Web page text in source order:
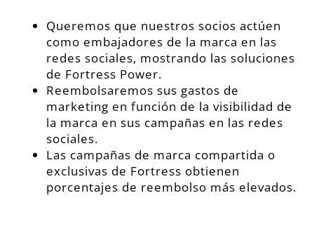
Queremos que nuestros socios actúen
como embajadores de la marca en las
redes sociales, mostrando las soluciones
de Fortress Power.
Reembolsaremos sus gastos de
marketing en función de la visibilidad de
la marca en sus campañas en las redes
sociales.
Las campañas de marca compartida o
exclusivas de Fortress obtienen
porcentajes de reembolso más elevados.